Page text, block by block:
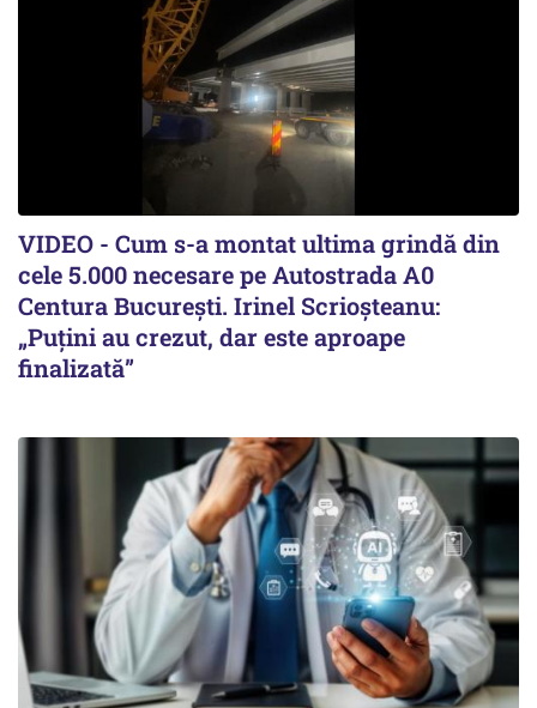
VIDEO - Cum s-a montat ultima grindă din
cele 5.000 necesare pe Autostrada A0
Centura București. Irinel Scrioșteanu:
„Puțini au crezut, dar este aproape
finalizată”